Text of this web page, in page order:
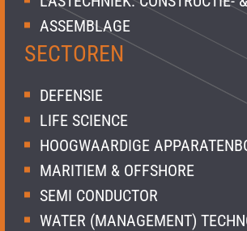
ASSEMBLAGE
SECTOREN
DEFENSIE
LIFE SCIENCE
HOOGWAARDIGE
MARITIEM & OFFSHORE
SEMI CONDUCTOR
WATER (MANAGEMENT)